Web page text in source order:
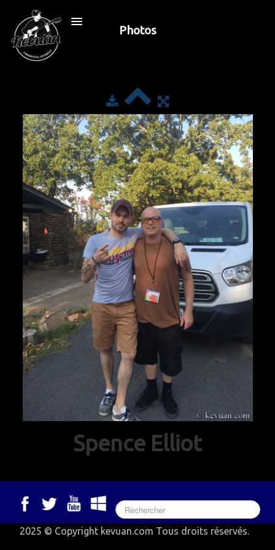
Lutherie
Leçon
Boutique
Press
Contact
Photos
Spence Elliot
2025 © Copyright kevuan.com Tous droits réservés.